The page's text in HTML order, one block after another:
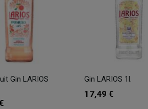
Gin LARIOS
Gin LARIOS 1l.
17,49 €